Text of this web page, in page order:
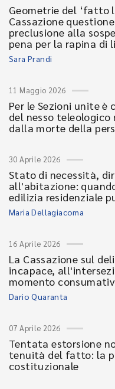
Geometrie del ‘fatto
Cassazione
preclusione alla
pena per la rapina di
Sara Prandi
11 Maggio 2026
Per le Sezioni unite
del nesso
dalla morte della
30 Aprile 2026
Stato di necessità,
all'abitazione:
edilizia residenziale
Maria Dellagiacoma
16 Aprile 2026
La Cassazione sul
incapace,
momento
Dario Quaranta
07 Aprile 2026
Tentata estorsione
tenuità del fatto: la
costituzionale